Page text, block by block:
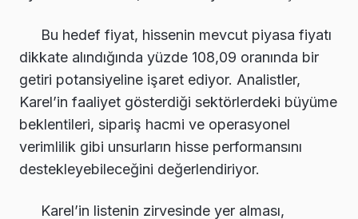
Bu hedef fiyat, hissenin mevcut piyasa fiyatı
dikkate alındığında yüzde 108,09 oranında bir
getiri potansiyeline işaret ediyor. Analistler,
Karel’in faaliyet gösterdiği sektörlerdeki büyüme
beklentileri, sipariş hacmi ve operasyonel
verimlilik gibi unsurların hisse performansını
destekleyebileceğini değerlendiriyor.
Karel’in listenin zirvesinde yer alması,